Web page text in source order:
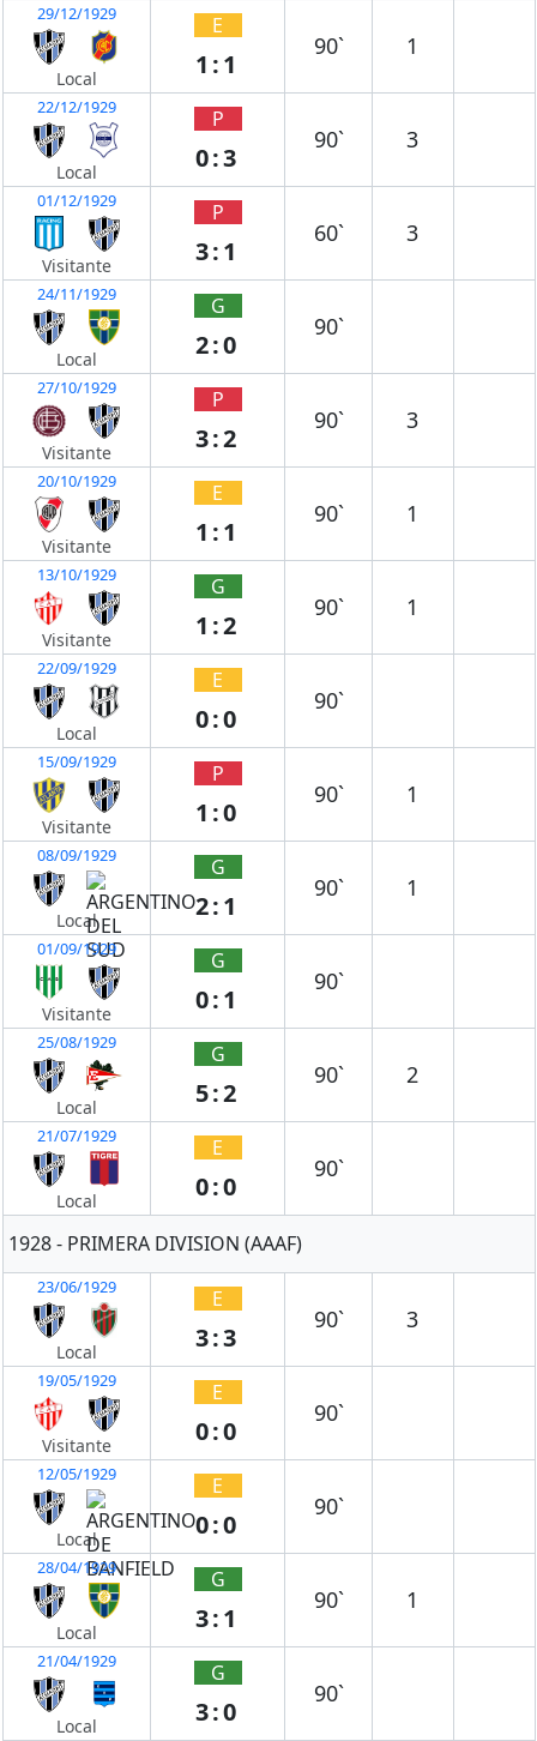
29/12/1929
Local
E
1:1
90` 1
22/12/1929
Local
P
0:3
90` 3
01/12/1929
Visitante
P
3:1
60` 3
24/11/1929
Local
G
2:0
90`
27/10/1929
Visitante
P
3:2
90` 3
20/10/1929
Visitante
E
1:1
90` 1
13/10/1929
Visitante
G
1:2
90` 1
22/09/1929
Local
E
0:0
90`
15/09/1929
Visitante
P
1:0
90` 1
08/09/1929
Local
G
2:1
90` 1
01/09/1929
Visitante
G
0:1
90`
25/08/1929
Local
G
5:2
90` 2
21/07/1929
Local
E
0:0
90`
1928 - PRIMERA DIVISION (AAAF)
23/06/1929
Local
E
3:3
90` 3
19/05/1929
Visitante
E
0:0
90`
12/05/1929
Local
E
0:0
90`
28/04/1929
Local
G
3:1
90` 1
21/04/1929
Local
G
3:0
90`